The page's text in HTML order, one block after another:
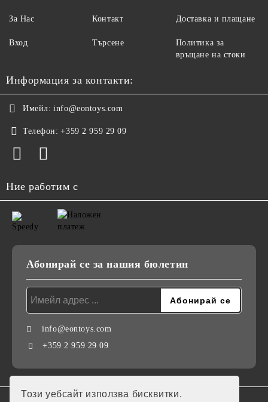
Този уебсайт използва бисквитки.
За Нас
Вход
Контакт
Търсене
Доставка и плащане
Политика за
връщане на стоки
Информация за контакти:
Имейл: info@eontoys.com
Телефон: +359 2 959 29 09
Ние работим с
Абонирай се за нашия бюлетин
info@eontoys.com
+359 2 959 29 09